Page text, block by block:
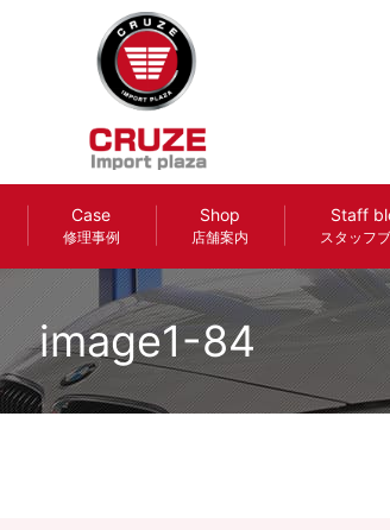
Case
修理事例
Shop
店舗案内
Staff
スタッフ
image1-84